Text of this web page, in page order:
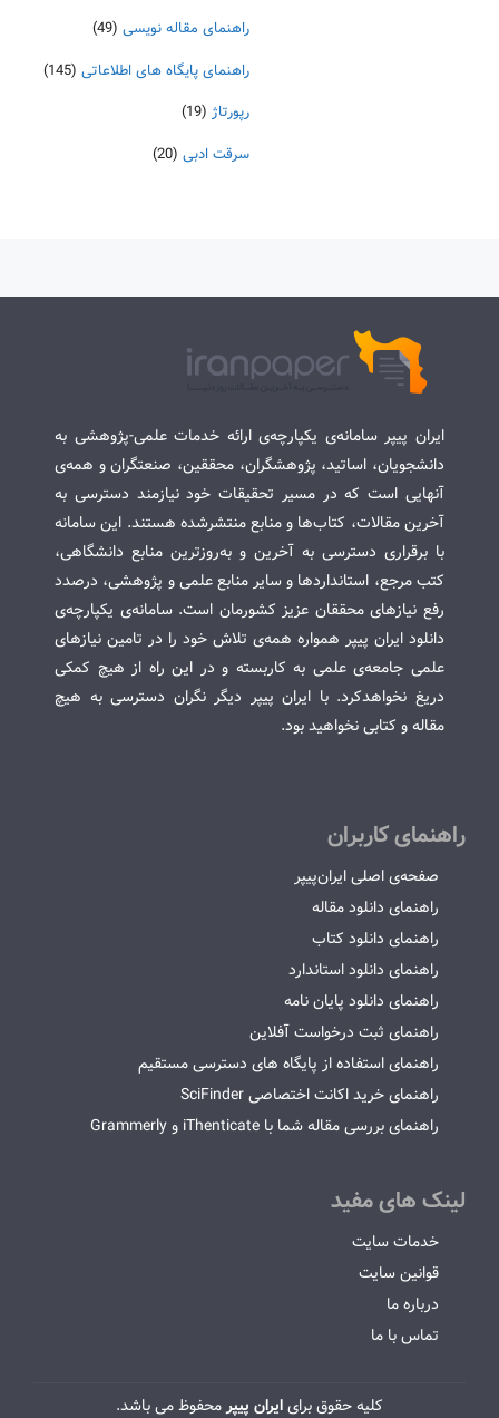
راهنمای مقاله نویسی (49)
راهنمای پایگاه های اطلاعاتی (145)
رپورتاژ (19)
سرقت ادبی (20)
ایران پیپر سامانه‌ی یکپارچه‌ی ارائه خدمات علمی-پژوهشی به
دانشجویان، اساتید، پژوهشگران، محققین، صنعتگران و همه‌ی
آنهایی است که در مسیر تحقیقات خود نیازمند دسترسی به
آخرین مقالات، کتاب‌ها و منابع منتشرشده هستند. این سامانه
با برقراری دسترسی به آخرین و به‌روزترین منابع دانشگاهی،
کتب مرجع، استانداردها و سایر منابع علمی و پژوهشی، درصدد
رفع نیازهای محققان عزیز کشورمان است. سامانه‌ی یکپارچه‌ی
دانلود ایران پیپر همواره همه‌ی تلاش خود را در تامین نیازهای
علمی جامعه‌ی علمی به کاربسته و در این راه از هیچ کمکی
دریغ نخواهدکرد. با ایران پیپر دیگر نگران دسترسی به هیچ
مقاله و کتابی نخواهید بود.
راهنمای کاربران
صفحه‌ی اصلی ایران‌پیپر
راهنمای دانلود مقاله
راهنمای دانلود کتاب
راهنمای دانلود استاندارد
راهنمای دانلود پایان نامه
راهنمای ثبت درخواست آفلاین
راهنمای استفاده از پایگاه های دسترسی مستقیم
راهنمای خرید اکانت اختصاصی SciFinder
راهنمای بررسی مقاله شما با iThenticate و Grammerly
لینک های مفید
خدمات سایت
قوانین سایت
درباره ما
تماس با ما
کلیه حقوق برایایران پیپرمحفوظ می باشد.